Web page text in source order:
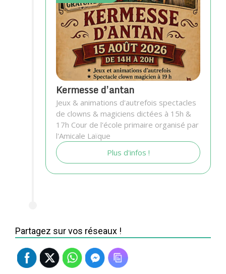
Kermesse d’antan
Jeux & animations d'autrefois spectacles
de clowns & magiciens dictées à 15h &
17h Cour de l'école primaire organisé par
l'Amicale Laïque
Plus d'infos !
Partagez sur vos réseaux !